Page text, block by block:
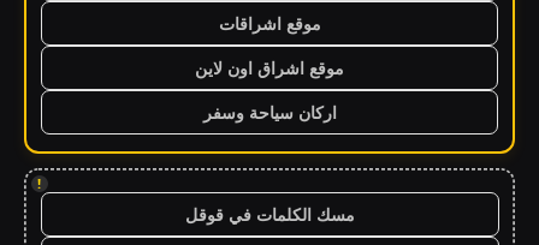
موقع اشراقات
موقع اشراق اون لاين
اركان سياحة وسفر
!
مسك الكلمات في قوقل